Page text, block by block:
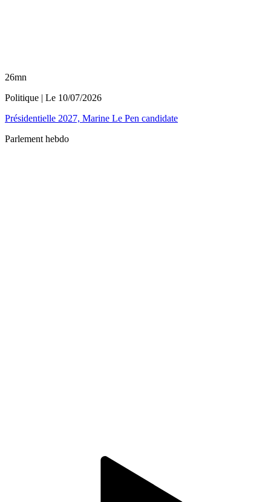
26mn
Politique | Le 10/07/2026
Présidentielle 2027, Marine Le Pen candidate
Parlement hebdo